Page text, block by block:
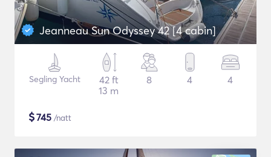
Jeanneau Sun Odyssey 42 [4 cabin]
Segling Yacht
42 ft
13 m
8 4 4
$745 /natt